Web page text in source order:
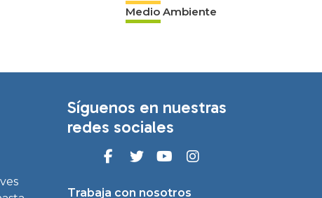
Medio Ambiente
Síguenos en nuestras
redes sociales
Trabaja con nosotros